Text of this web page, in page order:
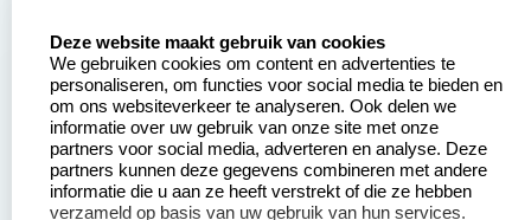
Aanvraag op maat
Betaling &
Verzending
Wederverkoper
worden
Contact opnemen
Veel gestelde vragen
Retourneren
Herroepingsrecht
Deze website maakt gebruik van cookies
We gebruiken cookies om content en advertenties te
personaliseren, om functies voor social media te bieden en
om ons websiteverkeer te analyseren. Ook delen we
informatie over uw gebruik van onze site met onze
partners voor social media, adverteren en analyse. Deze
partners kunnen deze gegevens combineren met andere
informatie die u aan ze heeft verstrekt of die ze hebben
verzameld op basis van uw gebruik van hun services.